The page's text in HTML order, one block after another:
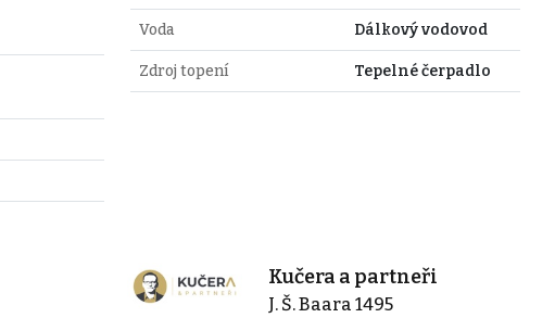
Voda Dálkový vodovod
Zdroj topení Tepelné čerpadlo
Kučera a partneři
J. Š. Baara 1495